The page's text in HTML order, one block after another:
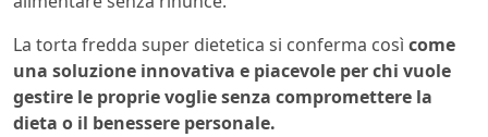
La torta fredda super dietetica si conferma così come
una soluzione innovativa e piacevole per chi vuole
gestire le proprie voglie senza compromettere la
dieta o il benessere personale.